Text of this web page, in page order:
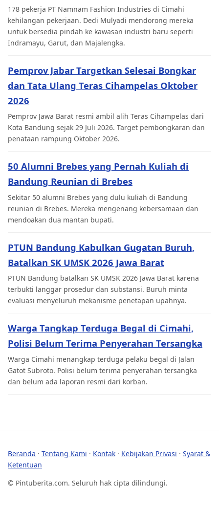
178 pekerja PT Namnam Fashion Industries di Cimahi
kehilangan pekerjaan. Dedi Mulyadi mendorong mereka
untuk bersedia pindah ke kawasan industri baru seperti
Indramayu, Garut, dan Majalengka.
Pemprov Jabar Targetkan Selesai Bongkar
dan Tata Ulang Teras Cihampelas Oktober
2026
Pemprov Jawa Barat resmi ambil alih Teras Cihampelas dari
Kota Bandung sejak 29 Juli 2026. Target pembongkaran dan
penataan rampung Oktober 2026.
50 Alumni Brebes yang Pernah Kuliah di
Bandung Reunian di Brebes
Sekitar 50 alumni Brebes yang dulu kuliah di Bandung
reunian di Brebes. Mereka mengenang kebersamaan dan
mendoakan dua mantan bupati.
PTUN Bandung Kabulkan Gugatan Buruh,
Batalkan SK UMSK 2026 Jawa Barat
PTUN Bandung batalkan SK UMSK 2026 Jawa Barat karena
terbukti langgar prosedur dan substansi. Buruh minta
evaluasi menyeluruh mekanisme penetapan upahnya.
Warga Tangkap Terduga Begal di Cimahi,
Polisi Belum Terima Penyerahan Tersangka
Warga Cimahi menangkap terduga pelaku begal di Jalan
Gatot Subroto. Polisi belum terima penyerahan tersangka
dan belum ada laporan resmi dari korban.
Beranda · Tentang Kami · Kontak · Kebijakan Privasi · Syarat &
Ketentuan
© Pintuberita.com. Seluruh hak cipta dilindungi.